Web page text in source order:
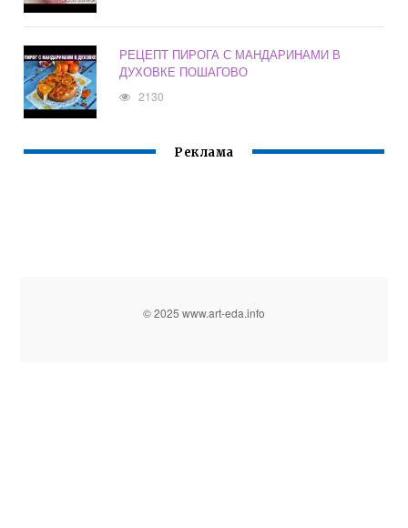
РЕЦЕПТ ПИРОГА С МАНДАРИНАМИ В
ДУХОВКЕ ПОШАГОВО
2130
Реклама
© 2025 www.art-eda.info